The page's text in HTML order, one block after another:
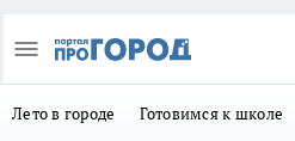
Лето в городе Готовимся к школе